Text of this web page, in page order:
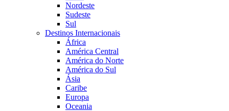
Nordeste
Sudeste
Sul
Destinos Internacionais
África
América Central
América do Norte
América do Sul
Ásia
Caribe
Europa
Oceania